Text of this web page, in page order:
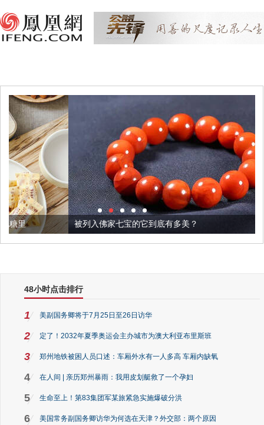
被列入佛家七宝的它到底有多美？
48小时点击排行
1 美副国务卿将于7月25日至26日访华
2 定了！2032年夏季奥运会主办城市为澳大利亚布里斯班
3 郑州地铁被困人员口述：车厢外水有一人多高 车厢内缺氧
4 在人间 | 亲历郑州暴雨：我用皮划艇救了一个孕妇
5 生命至上！第83集团军某旅紧急实施爆破分洪
6 美国常务副国务卿访华为何选在天津？外交部：两个原因